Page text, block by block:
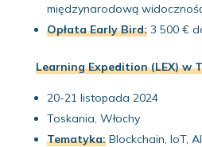
międzynarodową
Opłata Early Bird:3 500 €
Learning Expedition (LEX) w
20-21 listopada 2024
Toskania, Włochy
Tematyka:Blockchain, IoT,